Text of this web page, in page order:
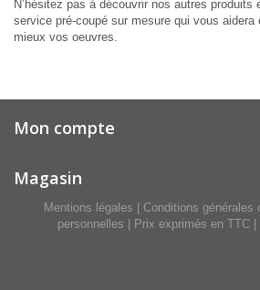
N’hésitez pas à découvrir nos autres
service pré-coupé sur mesure qui vous aidera
mieux vos oeuvres.
Mon compte
Magasin
Mentions légales Conditions générales
personnelles | Prix exprimés en TTC